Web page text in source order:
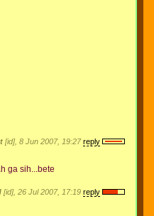
[id], 8 Jun 2007, 19:27reply
ga sih...bete
[id], 26 Jul 2007, 17:19 reply